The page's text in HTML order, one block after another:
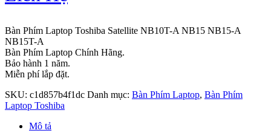
Bàn Phím Laptop Toshiba Satellite NB10T-A NB15 NB15-A
NB15T-A
Bàn Phím Laptop Chính Hãng.
Bảo hành 1 năm.
Miễn phí lắp đặt.
SKU: c1d857b4f1dc Danh mục: Bàn Phím Laptop, Bàn Phím
Laptop Toshiba
Mô tả